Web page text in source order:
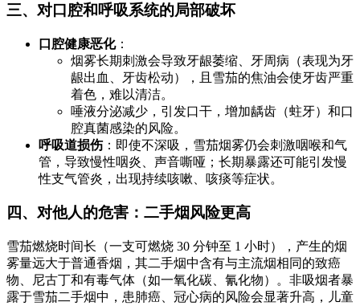
三、对口腔和呼吸系统的局部破坏
口腔健康恶化：
烟雾长期刺激会导致牙龈萎缩、牙周病（表现为牙
龈出血、牙齿松动），且雪茄的焦油会使牙齿严重
着色，难以清洁。
唾液分泌减少，引发口干，增加龋齿（蛀牙）和口
腔真菌感染的风险。
呼吸道损伤：即使不深吸，雪茄烟雾仍会刺激咽喉和气
管，导致慢性咽炎、声音嘶哑；长期暴露还可能引发慢
性支气管炎，出现持续咳嗽、咳痰等症状。
四、对他人的危害：二手烟风险更高
雪茄燃烧时间长（一支可燃烧 30 分钟至 1 小时），产生的烟
雾量远大于普通香烟，其二手烟中含有与主流烟相同的致癌
物、尼古丁和有毒气体（如一氧化碳、氰化物）。非吸烟者暴
露于雪茄二手烟中，患肺癌、冠心病的风险会显著升高，儿童